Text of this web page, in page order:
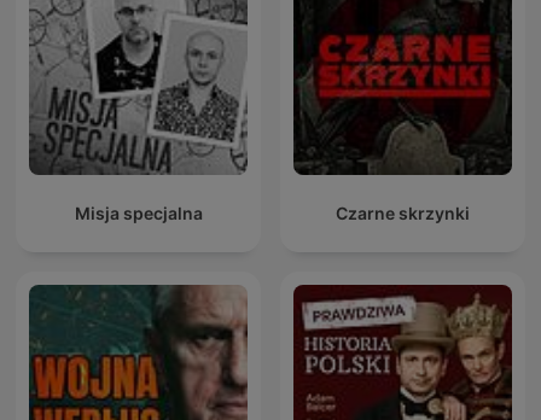
Misja specjalna Czarne skrzynki